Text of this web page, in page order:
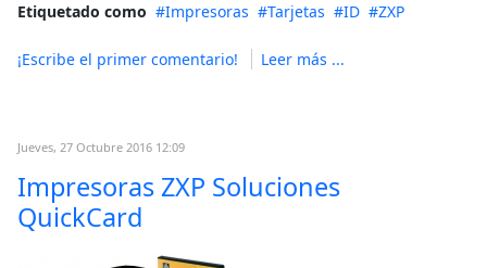
Etiquetado como
Impresoras Tarjetas ID ZXP
¡Escribe el primer comentario! Leer más ...
Jueves, 27 Octubre 2016 12:09
Impresoras ZXP Soluciones
QuickCard